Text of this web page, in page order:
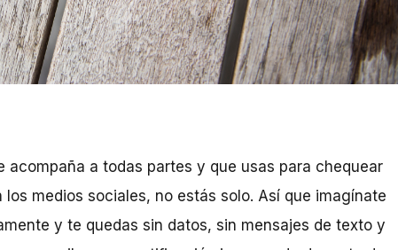
a todas partes y que usas para chequear
medios sociales, no estás solo. Así que imagínate
y te quedas sin datos, sin mensajes de texto y